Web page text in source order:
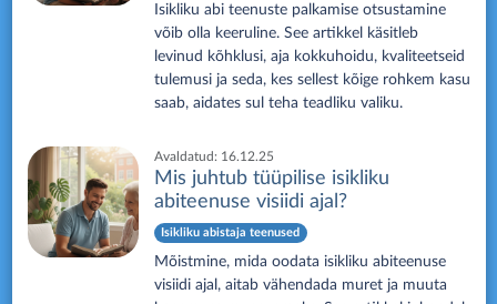
Isikliku abi teenuste palkamise otsustamine
võib olla keeruline. See artikkel käsitleb
levinud kõhklusi, aja kokkuhoidu, kvaliteetseid
tulemusi ja seda, kes sellest kõige rohkem kasu
saab, aidates sul teha teadliku valiku.
Avaldatud: 16.12.25
Mis juhtub tüüpilise isikliku
abiteenuse visiidi ajal?
Isikliku abistaja teenused
Mõistmine, mida oodata isikliku abiteenuse
visiidi ajal, aitab vähendada muret ja muuta